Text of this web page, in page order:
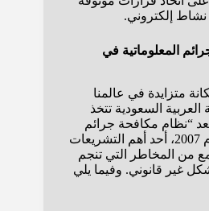
نشاط إلكتروني.
المعلوماتية في
متزايدة في عالمنا
السعودية تتخذ
“نظام مكافحة جرائم
المعلوماتية” الذي صدر عام 2007، أحد أهم التشريعات
من المخاطر التي تنجم
غير قانوني. وفيما يلي